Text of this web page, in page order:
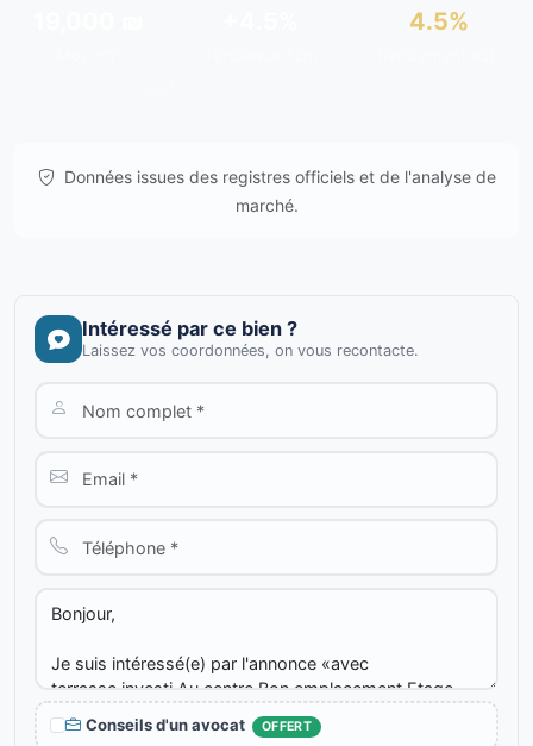
4.5%
Données issues des registres officiels et de l'analyse de
marché.
Intéressé par ce bien ?
Laissez vos coordonnées, on vous recontacte.
Conseils d'un avocat OFFERT